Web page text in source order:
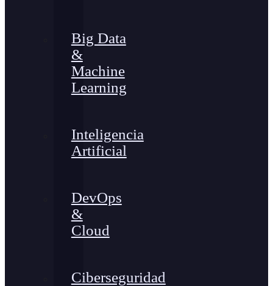
Big Data
&
Machine
Learning
Inteligencia
Artificial
DevOps
&
Cloud
Ciberseguridad